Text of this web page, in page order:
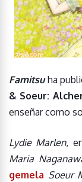
Famitsuha
& Soeur:
enseñar como
Lydie Marlen,
Maria
gemela Soeur